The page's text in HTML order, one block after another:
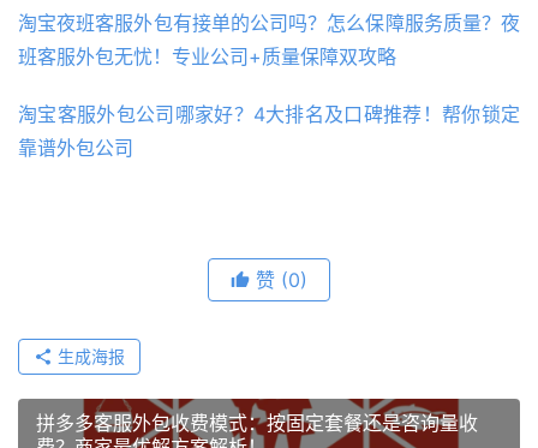
淘宝夜班客服外包有接单的公司吗？怎么保障服务质量？夜
班客服外包无忧！专业公司+质量保障双攻略
淘宝客服外包公司哪家好？4大排名及口碑推荐！帮你锁定
靠谱外包公司
赞 (0)
生成海报
拼多多客服外包收费模式：按固定套餐还是咨询量收